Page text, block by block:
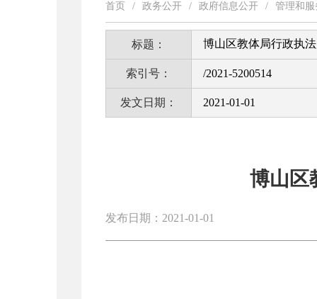
首页 / 政务公开 / 政府信息公开 / 管理和
标题： 博山区教体局行政执
索引号： /2021-5200514
发文日期： 2021-01-01
博山区
发布日期：2021-01-01